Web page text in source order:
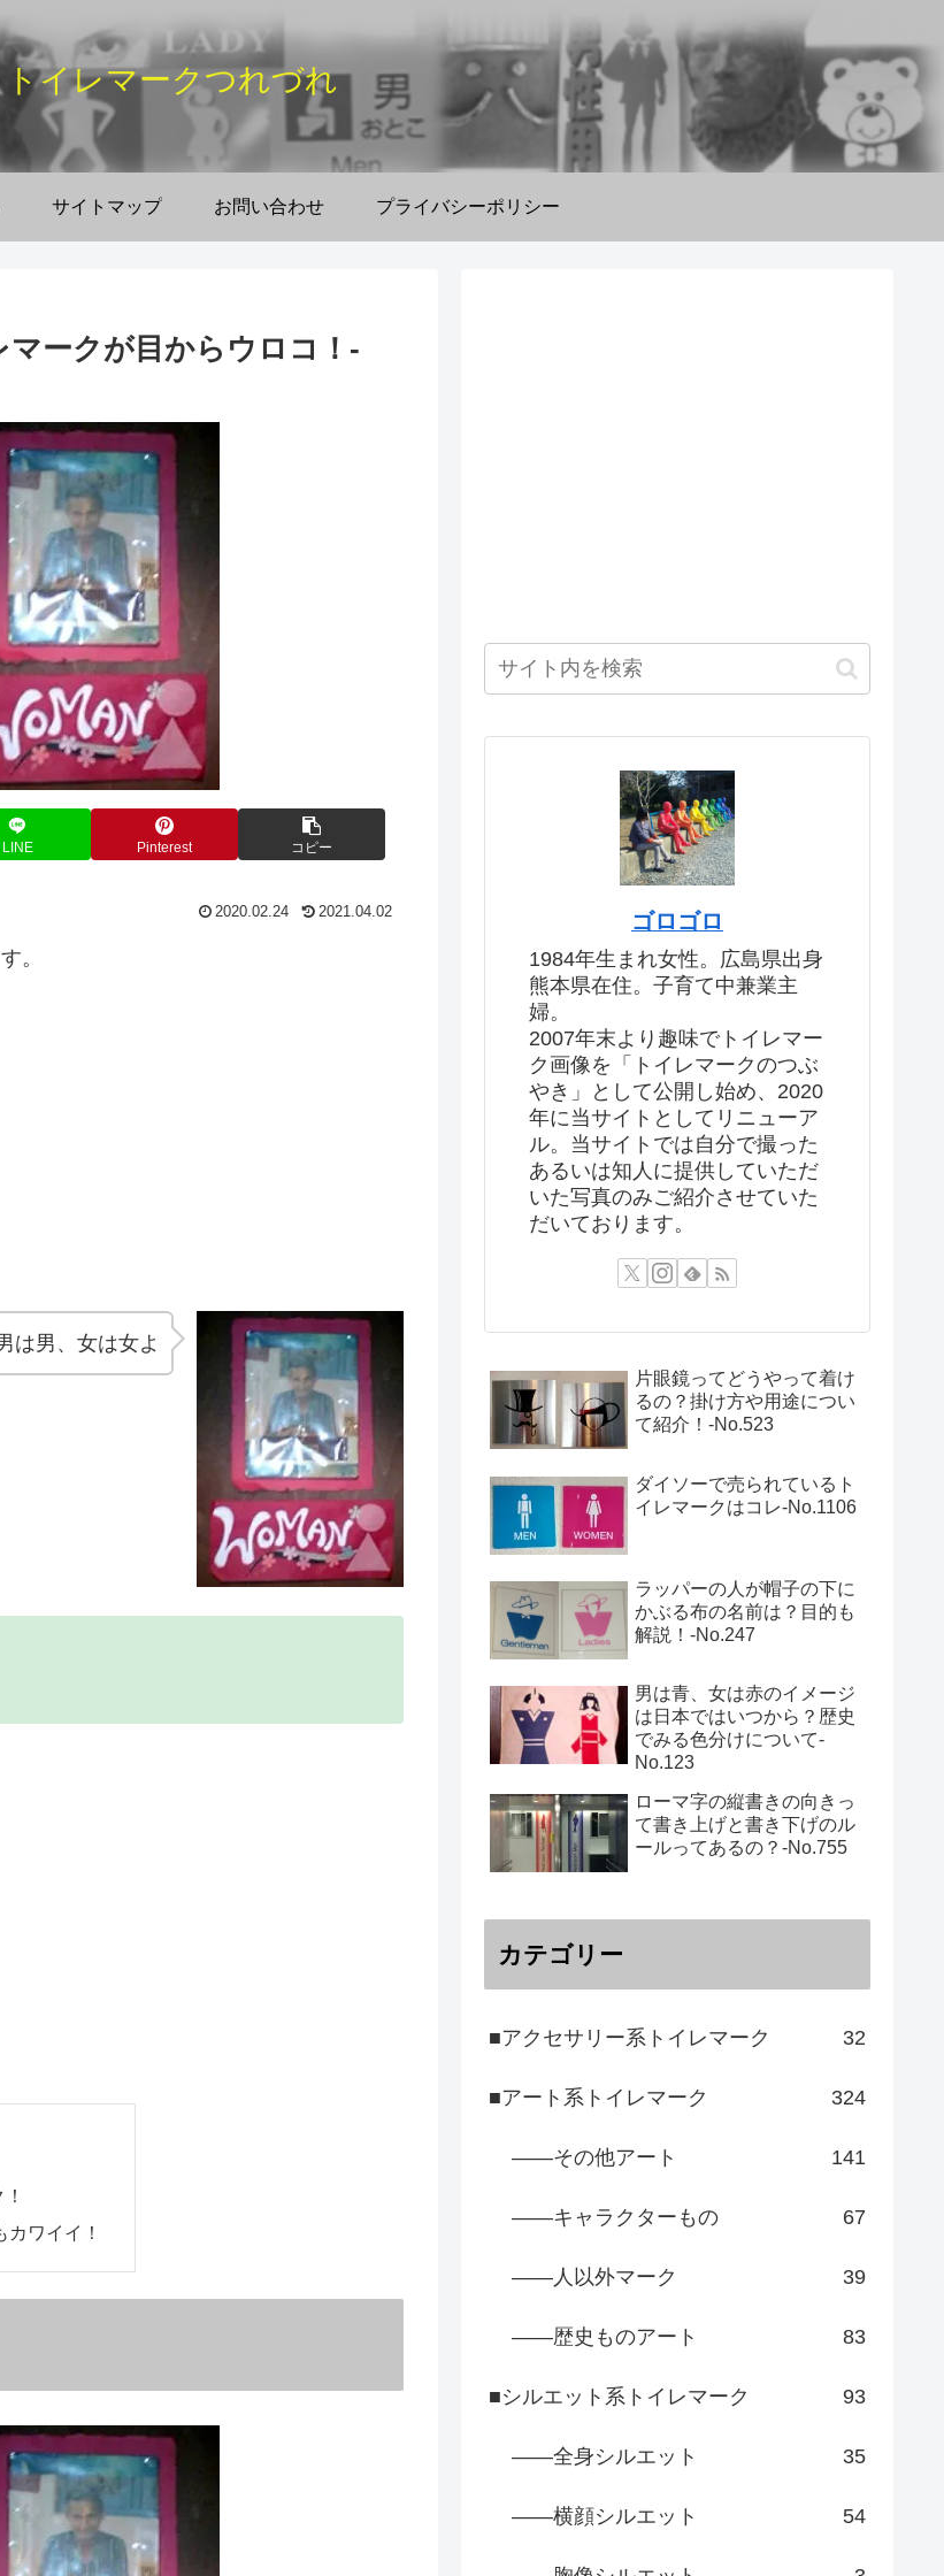
トイレマークつれづれ
サイトマップ お問い合わせ プライバシーポリシー
ークが目からウロコ！‐
LINE Pinterest コピー
2020.02.24 2021.04.02
。
は男、女は女よ
ワイイ！
ゴロゴロ
1984年生まれ女性。広島県出身
熊本県在住。子育て中兼業主
婦。
2007年末より趣味でトイレマー
ク画像を「トイレマークのつぶ
やき」として公開し始め、2020
年に当サイトとしてリニューア
ル。当サイトでは自分で撮った
あるいは知人に提供していただ
いた写真のみご紹介させていた
だいております。
片眼鏡ってどうやって着け
るの？掛け方や用途につい
て紹介！‐No.523
ダイソーで売られているト
イレマークはコレ-No.1106
ラッパーの人が帽子の下に
かぶる布の名前は？目的も
解説！‐No.247
男は青、女は赤のイメージ
は日本ではいつから？歴史
でみる色分けについて-
No.123
ローマ字の縦書きの向きっ
て書き上げと書き下げのル
ールってあるの？‐No.755
カテゴリー
■アクセサリー系トイレマーク 32
■アート系トイレマーク 324
――その他アート 141
――キャラクターもの 67
――人以外マーク 39
――歴史ものアート 83
■シルエット系トイレマーク 93
――全身シルエット 35
――横顔シルエット 54